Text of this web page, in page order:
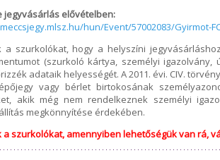
jegyvásárlás elővételben:
hun/Event/57002083/Gyirmot-
a szurkolókat, hogy a helyszíni
(szurkoló kártya, személyi
adataik helyességét. A 2011. évi. CIV.
vagy bérlet birtokosának
akik még nem rendelkeznek személyi
megkönnyítése érdekében.
a szurkolókat, amennyiben lehetőségük van rá,